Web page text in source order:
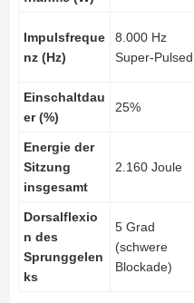
Impulsfreque
nz (Hz)
8.000 Hz
Super-Pulsed
Einschaltdau
er (%)
25%
Energie der
Sitzung
insgesamt
2.160 Joule
Dorsalflexio
n des
Sprunggelen
ks
5 Grad
(schwere
Blockade)